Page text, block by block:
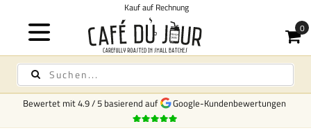
Kauf auf Rechnung
Bewertet mit4.9/5 basierend auf Google-Kundenbewertungen